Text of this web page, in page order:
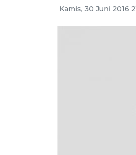
Kamis, 30 Juni 2016